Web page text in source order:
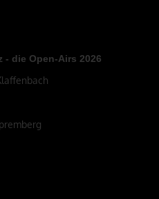
- die Open-Airs 2026